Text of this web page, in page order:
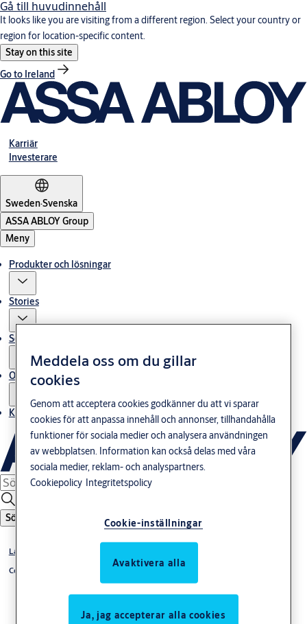
Gå till huvudinnehåll
It looks like you are visiting from a different region. Select your country or
region for location-specific content.
Stay on this site
Go to Ireland
Karriär
Investerare
Sweden·Svenska
ASSA ABLOY Group
Meny
Produkter och lösningar
Stories
Service
Om oss
Kontakta oss
Sök
Låshus
Connect
Meddela oss om du gillar
cookies
Genom att acceptera cookies godkänner du att vi sparar
cookies för att anpassa innehåll och annonser, tillhandahålla
funktioner för sociala medier och analysera användningen
av webbplatsen. Information kan också delas med våra
sociala medier, reklam- och analyspartners.
Cookiepolicy Integritetspolicy
Cookie-inställningar
Avaktivera alla
Ja, jag accepterar alla cookies